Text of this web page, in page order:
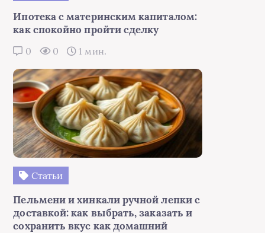
Ипотека с материнским капиталом:
как спокойно пройти сделку
0 0 1 мин.
Статьи
Пельмени и хинкали ручной лепки с
доставкой: как выбрать, заказать и
сохранить вкус как домашний